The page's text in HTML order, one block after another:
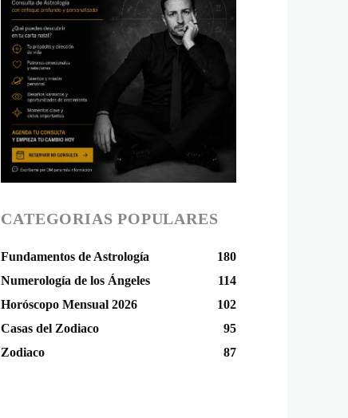
CATEGORIAS POPULARES
Fundamentos de Astrología
180
Numerología de los Ángeles
114
Horóscopo Mensual 2026
102
Casas del Zodiaco
95
Zodiaco
87